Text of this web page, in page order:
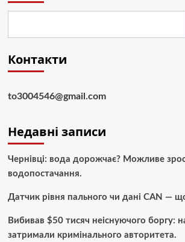
Контакти
to3004546@gmail.com
Недавні записи
Чернівці: вода дорожчає? Можливе
водопостачання.
Датчик рівня пального чи дані CAN —
Вибивав $50 тисяч неіснуючого боргу:
затримали кримінального авторитета.